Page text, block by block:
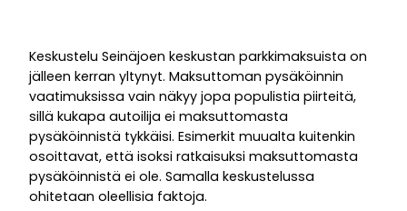
Keskustelu Seinäjoen keskustan parkkimaksuista on
jälleen kerran yltynyt. Maksuttoman pysäköinnin
vaatimuksissa vain näkyy jopa populistia piirteitä,
sillä kukapa autoilija ei maksuttomasta
pysäköinnistä tykkäisi. Esimerkit muualta kuitenkin
osoittavat, että isoksi ratkaisuksi maksuttomasta
pysäköinnistä ei ole. Samalla keskustelussa
ohitetaan oleellisia faktoja.